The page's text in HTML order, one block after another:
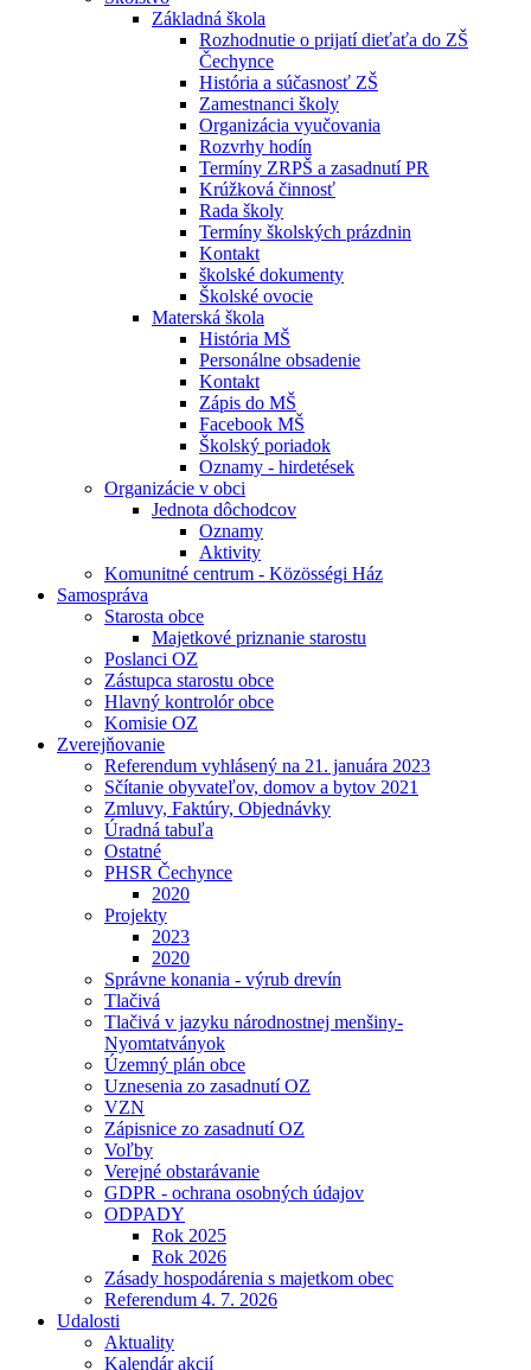
Základná škola
Rozhodnutie o prijatí dieťaťa do ZŠ
Čechynce
História a súčasnosť ZŠ
Zamestnanci školy
Organizácia vyučovania
Rozvrhy hodín
Termíny ZRPŠ a zasadnutí PR
Krúžková činnosť
Rada školy
Termíny školských prázdnin
Kontakt
školské dokumenty
Školské ovocie
Materská škola
História MŠ
Personálne obsadenie
Kontakt
Zápis do MŠ
Facebook MŠ
Školský poriadok
Oznamy - hirdetések
Organizácie v obci
Jednota dôchodcov
Oznamy
Aktivity
Komunitné centrum - Közösségi Ház
Samospráva
Starosta obce
Majetkové priznanie starostu
Poslanci OZ
Zástupca starostu obce
Hlavný kontrolór obce
Komisie OZ
Zverejňovanie
Referendum vyhlásený na 21. januára 2023
Sčítanie obyvateľov, domov a bytov 2021
Zmluvy, Faktúry, Objednávky
Úradná tabuľa
Ostatné
PHSR Čechynce
2020
Projekty
2023
2020
Správne konania - výrub drevín
Tlačivá
Tlačivá v jazyku národnostnej menšiny-
Nyomtatványok
Územný plán obce
Uznesenia zo zasadnutí OZ
VZN
Zápisnice zo zasadnutí OZ
Voľby
Verejné obstarávanie
GDPR - ochrana osobných údajov
ODPADY
Rok 2025
Rok 2026
Zásady hospodárenia s majetkom obec
Referendum 4. 7. 2026
Udalosti
Aktuality
Kalendár akcií